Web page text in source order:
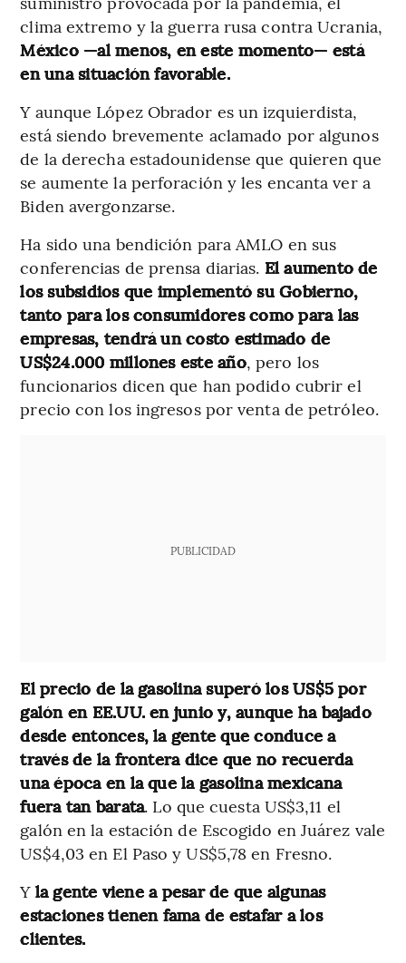
clima extremo y la guerra rusa contra Ucrania,
México —al menos, en este momento— está
en una situación favorable.
Y aunque López Obrador es un izquierdista,
está siendo brevemente aclamado por algunos
de la derecha estadounidense que quieren que
se aumente la perforación y les encanta ver a
Biden avergonzarse.
Ha sido una bendición para AMLO en sus
conferencias de prensa diarias. El aumento de
los subsidios que implementó su Gobierno,
tanto para los consumidores como para las
empresas, tendrá un costo estimado de
US$24.000 millones este año, pero los
funcionarios dicen que han podido cubrir el
precio con los ingresos por venta de petróleo.
PUBLICIDAD
El precio de la gasolina superó los US$5 por
galón en EE.UU. en junio y, aunque ha bajado
desde entonces, la gente que conduce a
través de la frontera dice que no recuerda
una época en la que la gasolina mexicana
fuera tan barata. Lo que cuesta US$3,11 el
galón en la estación de Escogido en Juárez vale
US$4,03 en El Paso y US$5,78 en Fresno.
Y la gente viene a pesar de que algunas
estaciones tienen fama de estafar a los
clientes.